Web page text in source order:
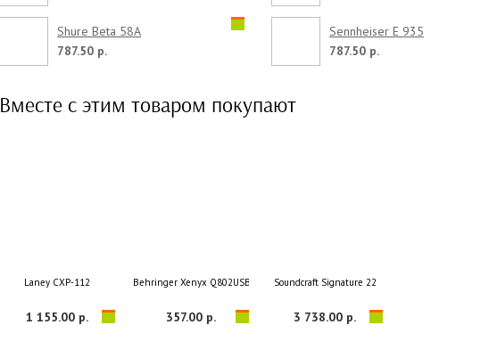
Shure Beta 58A
787.50 р.
Sennheiser E 935
787.50 р.
Вместе с этим товаром покупают
Laney CXP-112
1 155.00 р.
Behringer Xenyx Q802USB
357.00 р.
Soundcraft Signature 22
3 738.00 р.